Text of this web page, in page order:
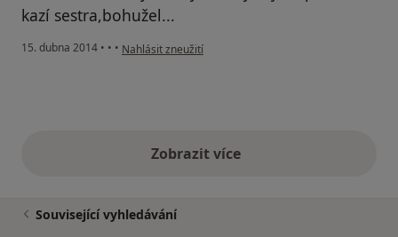
kazí sestra,bohužel...
15. dubna 2014 • • • podle názoru uživatele Váš účet byl odstraněn
Nahlásit zneužití
Zobrazit vícevýše uvedené názory
Související vyhledávání